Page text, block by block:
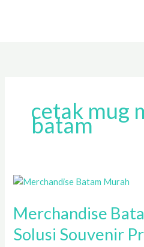
cetak mug
batam
Merchandise
Solusi Souvenir
Merchandise
Murah:
Souvenir